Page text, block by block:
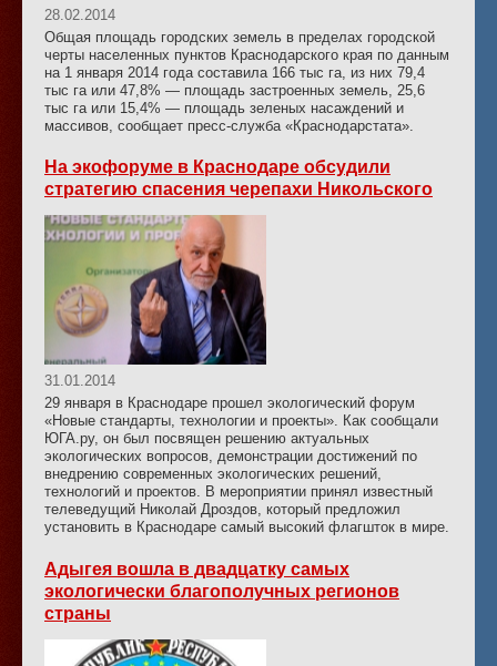
28.02.2014
Общая площадь городских земель в пределах городской
черты населенных пунктов Краснодарского края по данным
на 1 января 2014 года составила 166 тыс га, из них 79,4
тыс га или 47,8% — площадь застроенных земель, 25,6
тыс га или 15,4% — площадь зеленых насаждений и
массивов, сообщает пресс-служба «Краснодарстата».
На экофоруме в Краснодаре обсудили
стратегию спасения черепахи Никольского
31.01.2014
29 января в Краснодаре прошел экологический форум
«Новые стандарты, технологии и проекты». Как сообщали
ЮГА.ру, он был посвящен решению актуальных
экологических вопросов, демонстрации достижений по
внедрению современных экологических решений,
технологий и проектов. В мероприятии принял известный
телеведущий Николай Дроздов, который предложил
установить в Краснодаре самый высокий флагшток в мире.
Адыгея вошла в двадцатку самых
экологически благополучных регионов
страны